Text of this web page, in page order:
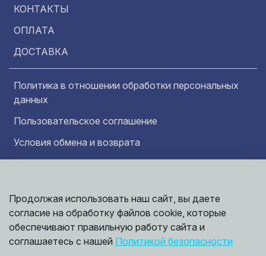
КОНТАКТЫ
ОПЛАТА
ДОСТАВКА
Политика в отношении обработки персональных
данных
Пользовательское соглашение
Условия обмена и возврата
©
Информация представленная на сайте
носит исключительно ознакомительный
характер и ни при каких условиях не может
считаться публичной офертой. Точные
сведения о ценах, условиях продажи и
Продолжая использовать наш сайт, вы даете
согласие на обработку файлов cookie, которые
обеспечивают правильную работу сайта и
соглашаетесь с нашей Политикой безопасности
обработки